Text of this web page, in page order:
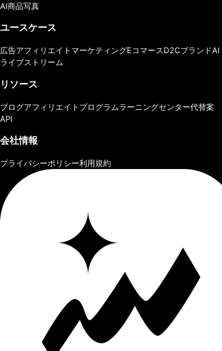
AI商品写真
ユースケース
広告アフィリエイトマーケティングEコマースD2CブランドAI
ライブストリーム
リソース
ブログアフィリエイトプログラムラーニングセンター代替案
API
会社情報
プライバシーポリシー利用規約